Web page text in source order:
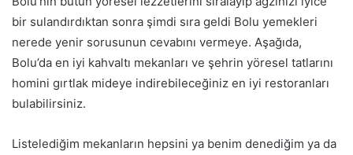
bir sulandırdıktan sonra şimdi sıra geldi Bolu yemekleri
nerede yenir sorusunun cevabını vermeye. Aşağıda,
Bolu’da en iyi kahvaltı mekanları ve şehrin yöresel tatlarını
homini gırtlak mideye indirebileceğiniz en iyi restoranları
bulabilirsiniz.
Listelediğim mekanların hepsini ya benim denediğim ya da